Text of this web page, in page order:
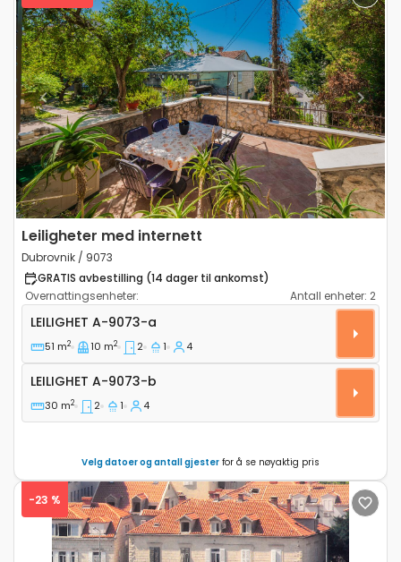
Previous Next
Leiligheter med internett
Dubrovnik / 9073
GRATIS avbestilling (14 dager til ankomst)
Overnattingsenheter:
Antall enheter: 2
Toroms leilighet Dubrovnik A-9073-a
LEILIGHET A-9073-a
51 m2 10 m2 2 1 4
Leilighet A-9073-b
LEILIGHET A-9073-b
30 m2 2 1 4
Velg datoer og antall gjester for å se nøyaktig pris
-23 %